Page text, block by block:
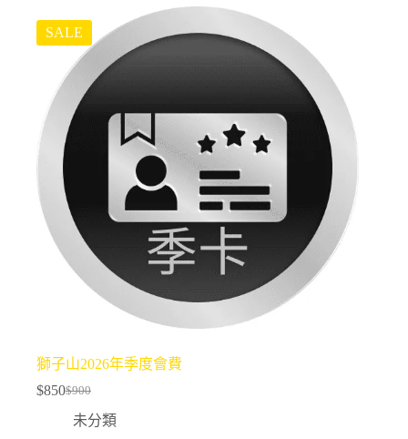
SALE
獅子山2026年季度會費
$900
Original
price
was:
$850Current
price
is:
未分類